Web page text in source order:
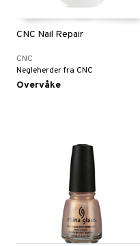
CNC Nail Repair
CNC
Negleherder fra CNC
Overvåke